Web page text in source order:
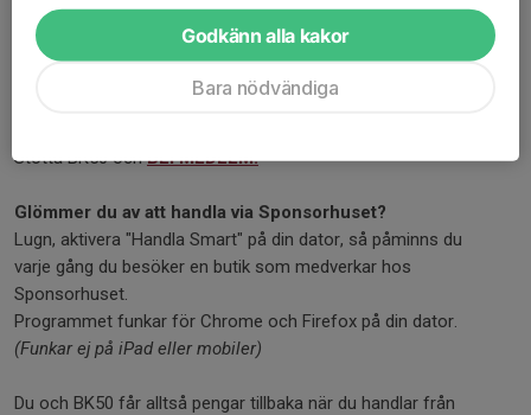
Stadium
Apotek Hjärtat
Stötta BK50 ochBLI MEDLEM!
Glömmer du av att handla via Sponsorhuset?
Lugn, aktivera "Handla Smart" på din dator, så påminns du
varje gång du besöker en butik som medverkar hos
Sponsorhuset.
Programmet funkar för Chrome och Firefox på din dator.
(Funkar ej på iPad eller mobiler)
Du och BK50 får alltså pengar tillbaka när du handlar från
Godkänn alla kakor
Bara nödvändiga